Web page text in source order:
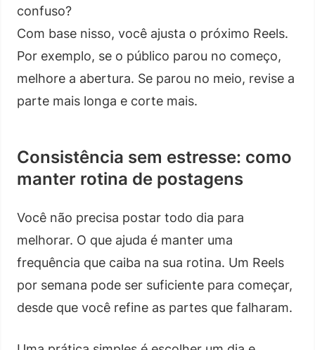
confuso?
Com base nisso, você ajusta o próximo Reels.
Por exemplo, se o público parou no começo,
melhore a abertura. Se parou no meio, revise a
parte mais longa e corte mais.
Consistência sem estresse: como
manter rotina de postagens
Você não precisa postar todo dia para
melhorar. O que ajuda é manter uma
frequência que caiba na sua rotina. Um Reels
por semana pode ser suficiente para começar,
desde que você refine as partes que falharam.